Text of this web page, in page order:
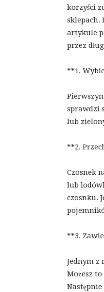
korzyści
sklepach.
artykule
przez
**1.
sprawdzi
lub
**2.
Czosnek
lub
czosnku.
**3.
Jednym z
Możesz